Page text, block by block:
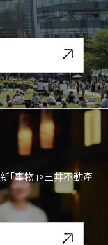
「事物」。三井不動產